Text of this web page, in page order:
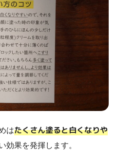
はたくさん塗ると白くなりや
効果を発揮します。